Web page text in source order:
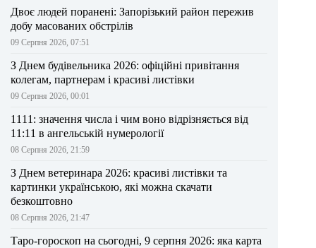
Двоє людей поранені: Запорізький район пережив
добу масованих обстрілів
09 Серпня 2026, 07:51
З Днем будівельника 2026: офіційні привітання
колегам, партнерам і красиві листівки
09 Серпня 2026, 00:01
1111: значення числа і чим воно відрізняється від
11:11 в ангельській нумерології
08 Серпня 2026, 21:59
З Днем ветеринара 2026: красиві листівки та
картинки українською, які можна скачати
безкоштовно
08 Серпня 2026, 21:47
Таро-гороскоп на сьогодні, 9 серпня 2026: яка карта